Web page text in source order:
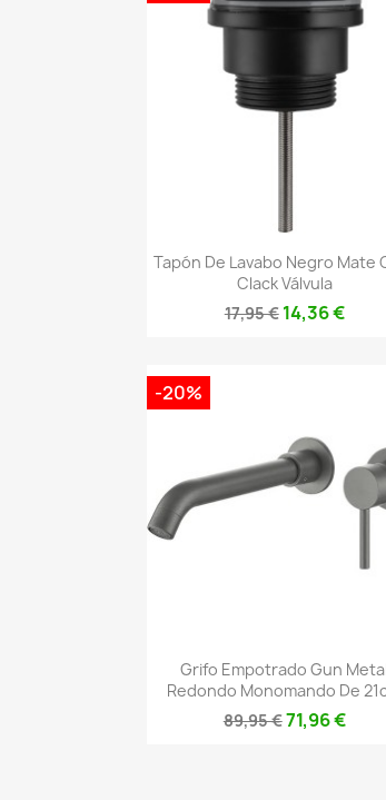
Vista rápida
Tapón De Lavabo Negro Mate
Clack Válvula
17,95 € 14,36 €
Vista rápida
Grifo Empotrado Gun Metal
Redondo Monomando De
89,95 €71,96 €
-20%